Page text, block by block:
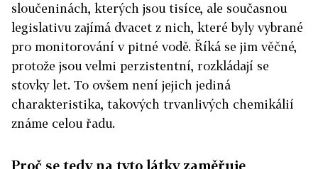
sloučeninách, kterých jsou tisíce, ale současnou
legislativu zajímá dvacet z nich, které byly vybrané
pro monitorování v pitné vodě. Říká se jim věčné,
protože jsou velmi perzistentní, rozkládají se
stovky let. To ovšem není jejich jediná
charakteristika, takových trvanlivých chemikálií
známe celou řadu.
Proč se tedy na tyto látky zaměřuje